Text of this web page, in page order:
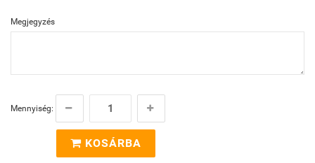
Megjegyzés
Mennyiség:
KOSÁRBA